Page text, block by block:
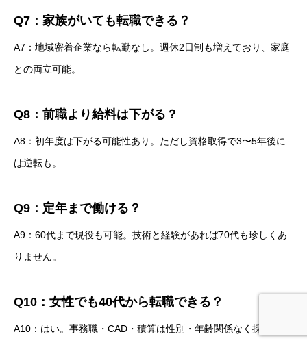
Q7：家族がいても転職できる？
A7：地域密着企業なら転勤なし。週休2日制も増えており、家庭
との両立可能。
Q8：前職より給料は下がる？
A8：初年度は下がる可能性あり。ただし資格取得で3〜5年後に
は逆転も。
Q9：定年まで働ける？
A9：60代まで現役も可能。技術と経験があれば70代も珍しくあ
りません。
Q10：女性でも40代から転職できる？
A10：はい。事務職・CAD・積算は性別・年齢関係なく採用され
インターンシップ・説明会 エントリー